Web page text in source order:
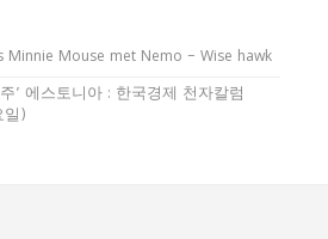
Minnie Mouse met Nemo – Wise hawk
’ 에스토니아 : 한국경제 천자칼럼
일)